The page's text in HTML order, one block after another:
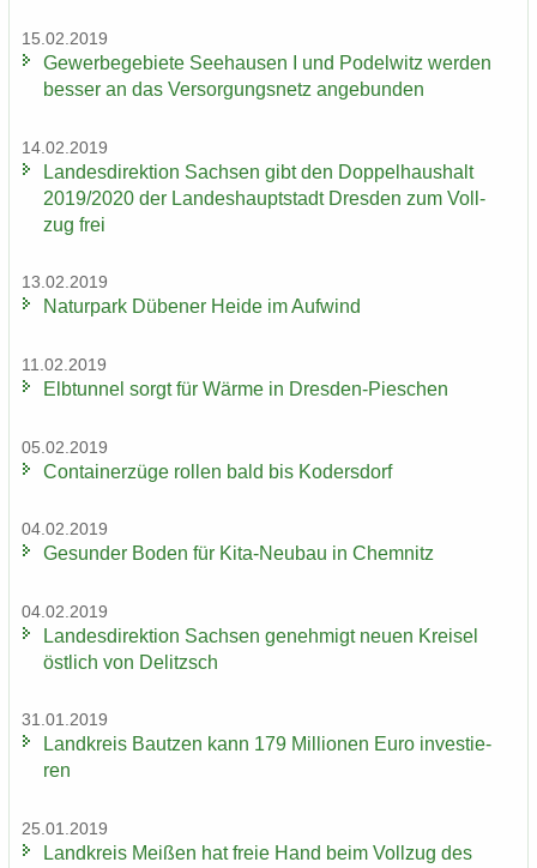
15.02.2019
Ge­wer­be­ge­bie­te See­hau­sen I und Po­del­witz wer­den
bes­ser an das Ver­sor­gungs­netz an­ge­bun­den
14.02.2019
Lan­des­di­rek­ti­on Sach­sen gibt den Dop­pel­haus­halt
2019/2020 der Lan­des­haupt­stadt Dres­den zum Voll­
zug frei
13.02.2019
Na­tur­park Dü­be­ner Heide im Auf­wind
11.02.2019
Elb­tun­nel sorgt für Wärme in Dresden-​Pieschen
05.02.2019
Con­tai­ner­zü­ge rol­len bald bis Ko­ders­dorf
04.02.2019
Ge­sun­der Boden für Kita-​Neubau in Chem­nitz
04.02.2019
Lan­des­di­rek­ti­on Sach­sen ge­neh­migt neuen Krei­sel
öst­lich von De­litzsch
31.01.2019
Land­kreis Baut­zen kann 179 Mil­lio­nen Euro in­ves­tie­
ren
25.01.2019
Land­kreis Mei­ßen hat freie Hand beim Voll­zug des